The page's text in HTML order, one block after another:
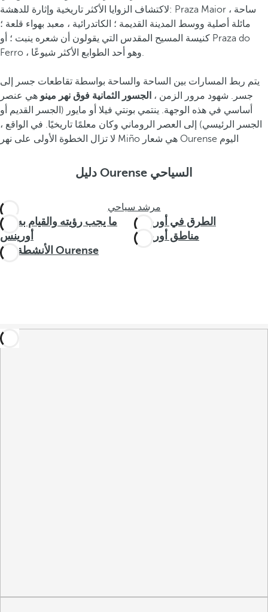
لاكتشاف الزوايا الأكثر تاريخية وإثارة للدهشة: Praza Maior ، ساحة
مائلة أصلية ووسط المدينة القديمة ؛ الكاتدرائية ، معبد بهواء قلعة ؛
كنيسة المسيح المقدس التي يقولون أن شعره ينبت ؛ أو Praza do
Ferro ، وهو أحد الطوابع الأكثر شيوعًا.
يتم ربط المسارات بين الساحة والساحة بواسطة تقاطعات جسر إلى
جسر. شهود مرور الزمن ، الجسور الثمانية فوق نهر مينو هي عنصر
أساسي في هذه الوجهة. ينتمي بونتي فيلا أو مايور (الجسر القديم أو
الجسر الرئيسي) إلى العصر الروماني وكان معلمًا تاريخيًا. في الواقع ،
لا تزال الخطوة الأولى على نهر Miño هي شعار Ourense اليوم
دليل Ourense السياحي
مرشد سياحي
ما يجب رؤيته والقيام به في
أورينس
الطرق في أورينس
مناطق أورينس
الأنشطة في Ourense